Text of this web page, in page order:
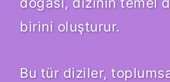
birini oluşturur.
Bu tür diziler,